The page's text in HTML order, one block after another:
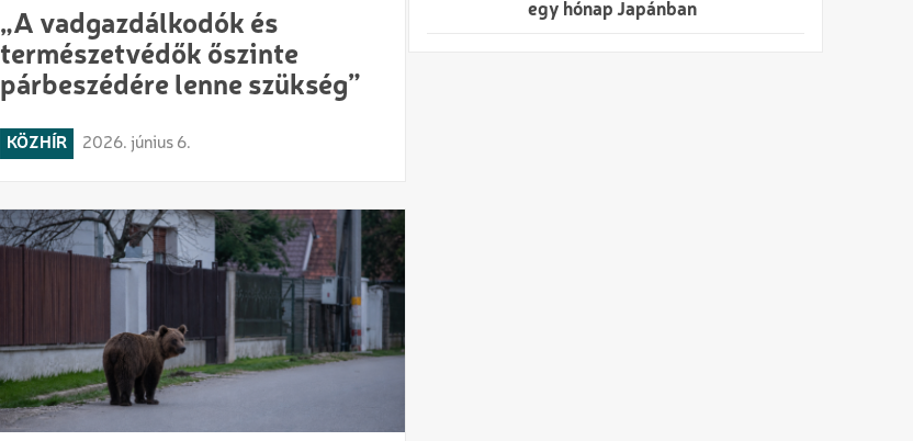
„A vadgazdálkodók és
természetvédők őszinte
párbeszédére lenne szükség”
KÖZHÍR 2026. június 6.
egy hónap Japánban